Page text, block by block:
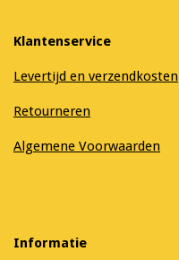
Klantenservice
Levertijd en verzendkosten
Retourneren
Algemene Voorwaarden
Informatie